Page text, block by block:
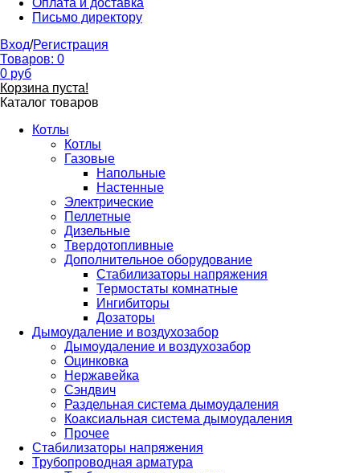
Оплата и доставка
Письмо директору
Вход/Регистрация
Товаров: 0
0 руб
Корзина пуста!
Каталог товаров
Котлы
Котлы
Газовые
Напольные
Настенные
Электрические
Пеллетные
Дизельные
Твердотопливные
Дополнительное оборудование
Стабилизаторы напряжения
Термостаты комнатные
Ингибиторы
Дозаторы
Дымоудаление и воздухозабор
Дымоудаление и воздухозабор
Оцинковка
Нержавейка
Сэндвич
Раздельная система дымоудаления
Коаксиальная система дымоудаления
Прочее
Стабилизаторы напряжения
Трубопроводная арматура